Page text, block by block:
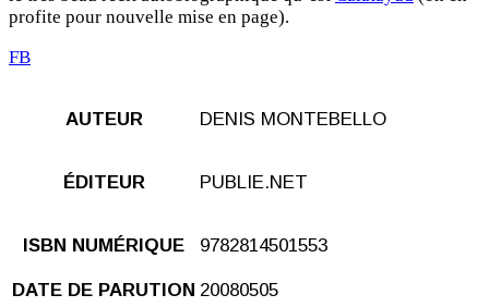
profite pour nouvelle mise en page).
FB
AUTEUR DENIS MONTEBELLO
ÉDITEUR PUBLIE.NET
ISBN NUMÉRIQUE 9782814501553
DATE DE PARUTION 20080505